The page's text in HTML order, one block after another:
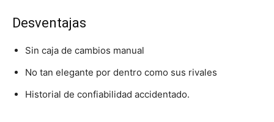
Desventajas
Sin caja de cambios manual
No tan elegante por dentro como sus rivales
Historial de confiabilidad accidentado.